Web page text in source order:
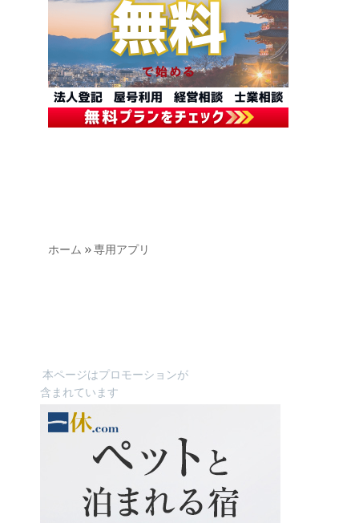
ホーム »専用アプリ
本ページはプロモーションが
含まれています